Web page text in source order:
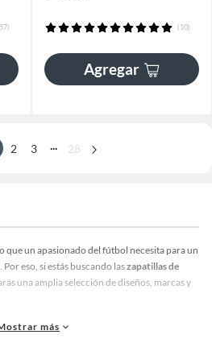
(10)
Agregar
2 3 28
que un apasionado del fútbol necesita para un
eso, si estás buscando laszapatillas de
una amplia selección de diseños, marcas y
zapatillas fútbol
más